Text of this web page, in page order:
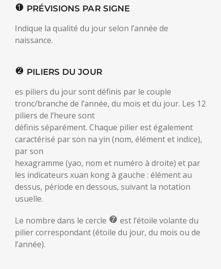
PRÉVISIONS PAR SIGNE
Indique la qualité du jour selon l’année de
naissance.
PILIERS DU JOUR
es piliers du jour sont définis par le couple
tronc/branche de l’année, du mois et du jour. Les 12
piliers de l’heure sont
définis séparément. Chaque pilier est également
caractérisé par son na yin (nom, élément et indice),
par son
hexagramme (yao, nom et numéro à droite) et par
les indicateurs xuan kong à gauche : élément au
dessus, période en dessous, suivant la notation
usuelle.
Le nombre dans le cercle
est l’étoile volante du
pilier correspondant (étoile du jour, du mois ou de
l’année).